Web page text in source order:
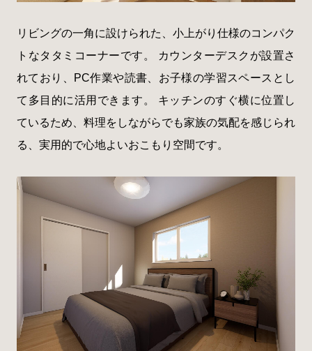
リビングの一角に設けられた、小上がり仕様のコンパク
トなタタミコーナーです。 カウンターデスクが設置さ
れており、PC作業や読書、お子様の学習スペースとし
て多目的に活用できます。 キッチンのすぐ横に位置し
ているため、料理をしながらでも家族の気配を感じられ
る、実用的で心地よいおこもり空間です。